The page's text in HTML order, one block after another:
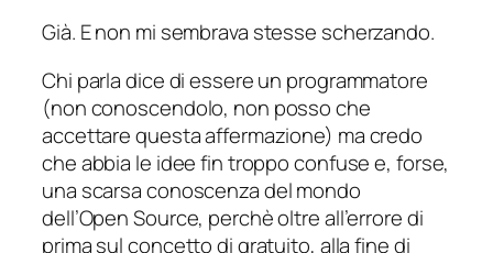
Già. E non mi sembrava stesse scherzando.
Chi parla dice di essere un programmatore
(non conoscendolo, non posso che
accettare questa affermazione) ma credo
che abbia le idee fin troppo confuse e, forse,
una scarsa conoscenza del mondo
dell’Open Source, perchè oltre all’errore di
prima sul concetto di gratuito, alla fine di